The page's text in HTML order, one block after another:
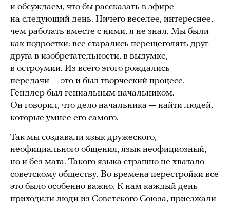
и обсуждаем, что бы рассказать в эфире
на следующий день. Ничего веселее, интереснее,
чем работать вместе с ними, я не знал. Мы были
как подростки: все старались перещеголять друг
друга в изобретательности, в выдумке,
в остроумии. Из всего этого рождались
передачи — это и был творческий процесс.
Гендлер был гениальным начальником.
Он говорил, что дело начальника — найти людей,
которые умнее его самого.
Так мы создавали язык дружеского,
неофициального общения, язык неофициозный,
но и без мата. Такого языка страшно не хватало
советскому обществу. Во времена перестройки все
это было особенно важно. К нам каждый день
приходили люди из Советского Союза, приезжали